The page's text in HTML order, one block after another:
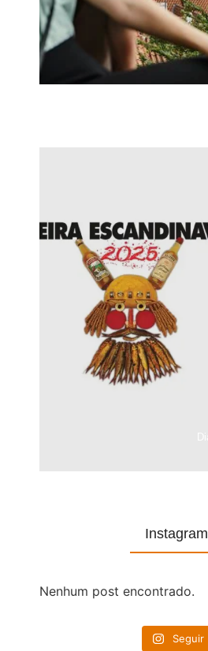
Instagram
Nenhum post encontrado.
Seguir